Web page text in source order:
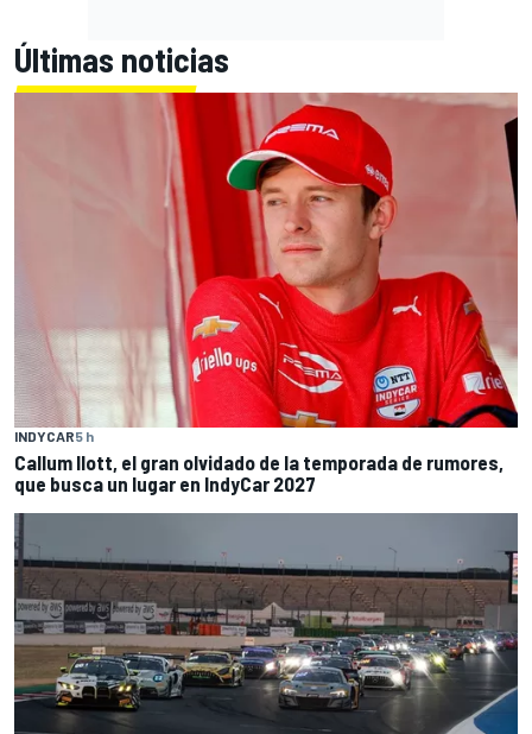
Últimas noticias
INDYCAR5 h
Callum Ilott, el gran olvidado de la temporada de rumores,
que busca un lugar en IndyCar 2027